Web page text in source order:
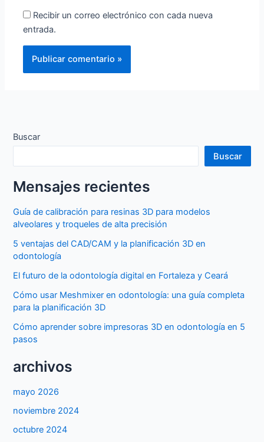
Recibir un correo electrónico con cada nueva
entrada.
Buscar
Buscar
Mensajes recientes
Guía de calibración para resinas 3D para modelos
alveolares y troqueles de alta precisión
5 ventajas del CAD/CAM y la planificación 3D en
odontología
El futuro de la odontología digital en Fortaleza y Ceará
Cómo usar Meshmixer en odontología: una guía completa
para la planificación 3D
Cómo aprender sobre impresoras 3D en odontología en 5
pasos
archivos
mayo 2026
noviembre 2024
octubre 2024